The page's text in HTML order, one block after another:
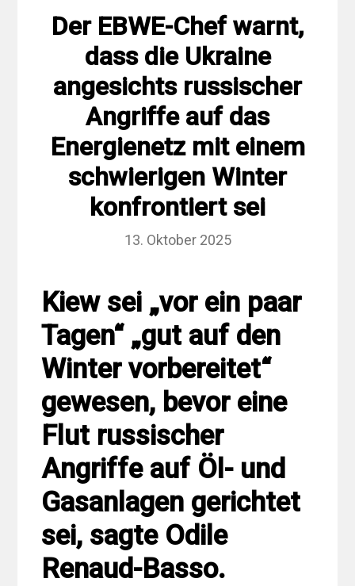
Der EBWE-Chef warnt,
dass die Ukraine
angesichts russischer
Angriffe auf das
Energienetz mit einem
schwierigen Winter
konfrontiert sei
13. Oktober 2025
Kiew sei „vor ein paar
Tagen“ „gut auf den
Winter vorbereitet“
gewesen, bevor eine
Flut russischer
Angriffe auf Öl- und
Gasanlagen gerichtet
sei, sagte Odile
Renaud-Basso.